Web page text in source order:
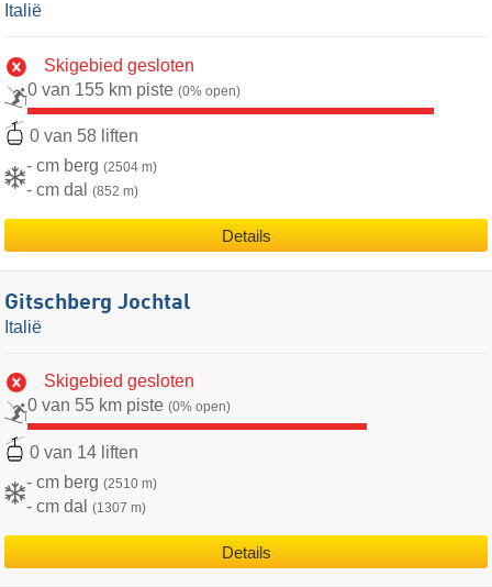
Italië
Skigebied gesloten
0 van 155 km piste (0% open)
0 van 58 liften
- cm berg (2504 m)
- cm dal (852 m)
Details
Gitschberg Jochtal
Italië
Skigebied gesloten
0 van 55 km piste (0% open)
0 van 14 liften
- cm berg (2510 m)
- cm dal (1307 m)
Details